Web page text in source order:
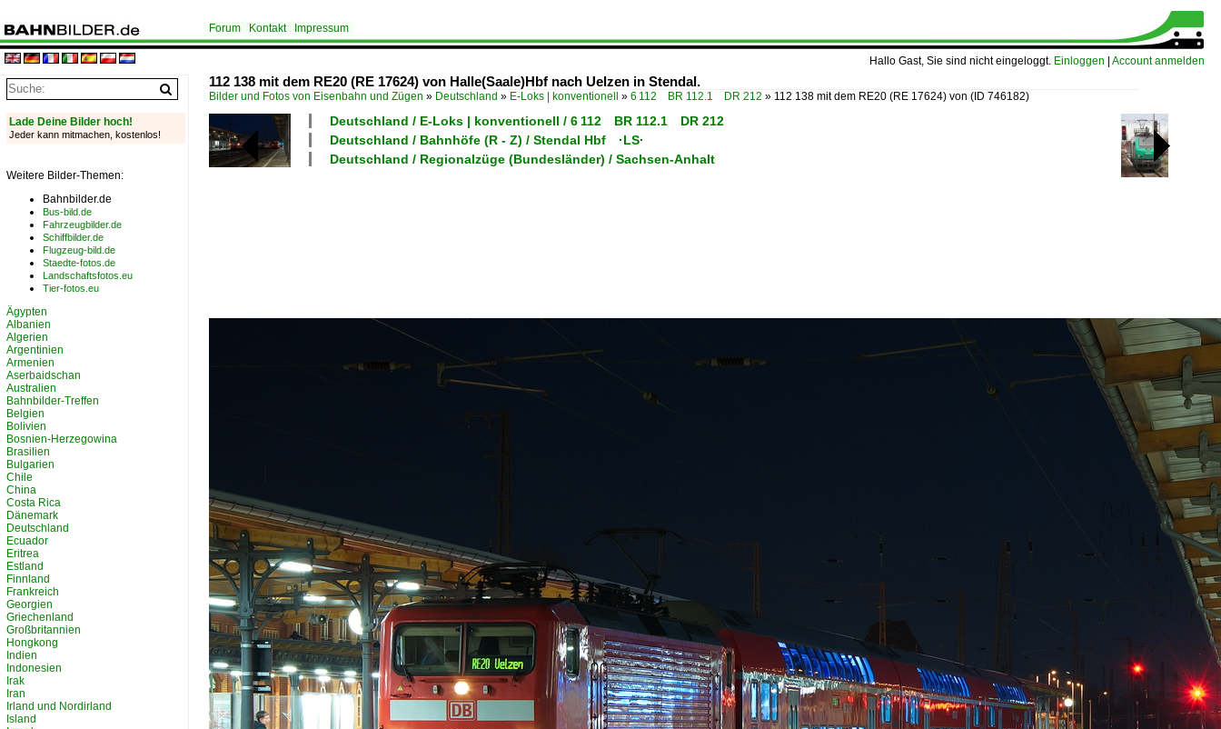
Hallo Gast, Sie sind nicht eingeloggt. Einloggen Account anmelden
Forum Kontakt Impressum
112 138 mit dem RE20 (RE 17624) von Halle(Saale)Hbf nach Uelzen in Stendal.
Bilder und Fotos von Eisenbahn und Zügen » Deutschland » E-Loks | konventionell » 6 112 BR 112.1 DR 212 » 112 138 mit dem RE20 (RE 17624) von (ID 746182)
Deutschland / E-Loks | konventionell / 6 112 BR 112.1 DR 212
Deutschland / Bahnhöfe (R - Z) / Stendal Hbf ·LS·
Deutschland / Regionalzüge (Bundesländer) / Sachsen-Anhalt
Lade Deine Bilder hoch!
Jeder kann mitmachen, kostenlos!
Weitere Bilder-Themen:
Bahnbilder.de
Bus-bild.de
Fahrzeugbilder.de
Schiffbilder.de
Flugzeug-bild.de
Staedte-fotos.de
Landschaftsfotos.eu
Tier-fotos.eu
Ägypten
Albanien
Algerien
Argentinien
Armenien
Aserbaidschan
Australien
Bahnbilder-Treffen
Belgien
Bolivien
Bosnien-Herzegowina
Brasilien
Bulgarien
Chile
China
Costa Rica
Dänemark
Deutschland
Ecuador
Eritrea
Estland
Finnland
Frankreich
Georgien
Griechenland
Großbritannien
Hongkong
Indien
Indonesien
Irak
Iran
Irland und Nordirland
Island